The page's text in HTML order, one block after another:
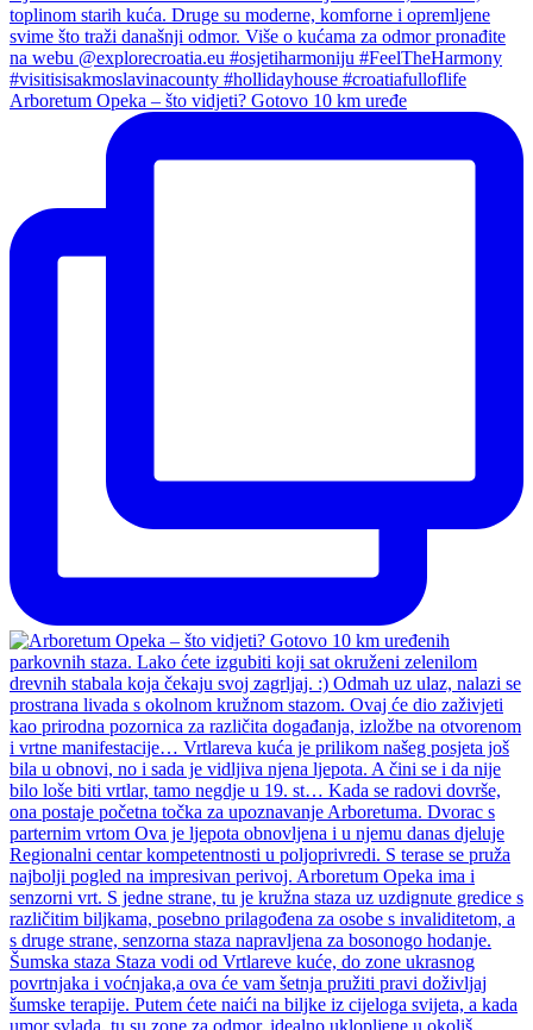
Arboretum Opeka – što vidjeti? Gotovo 10 km uređe